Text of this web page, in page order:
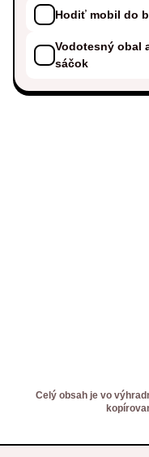
Hodiť mobil do
Vodotesný obal
sáčok
Celý obsah je vo